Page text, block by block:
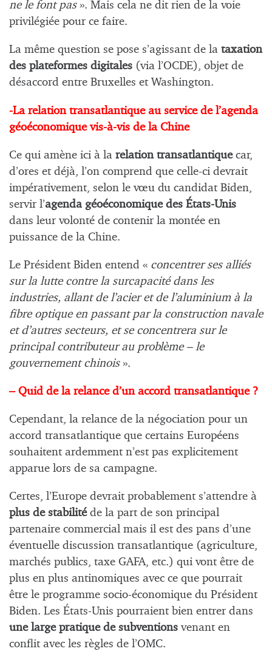
ne le font pas ». Mais cela ne dit rien de la voie
privilégiée pour ce faire.
La même question se pose s’agissant de la taxation
des plateformes digitales (via l’OCDE), objet de
désaccord entre Bruxelles et Washington.
-La relation transatlantique au service de l’agenda
géoéconomique vis-à-vis de la Chine
Ce qui amène ici à la relation transatlantiquecar,
d’ores et déjà, l’on comprend que celle-ci devrait
impérativement, selon le vœu du candidat Biden,
servir l’agenda géoéconomique des États-Unis
dans leur volonté de contenir la montée en
puissance de la Chine.
Le Président Biden entend « concentrer ses alliés
sur la lutte contre la surcapacité dans les
industries, allant de l’acier et de l’aluminium à la
fibre optique en passant par la construction navale
et d’autres secteurs, et se concentrera sur le
principal contributeur au problème – le
gouvernement chinois».
– Quid de la relance d’un accord transatlantique ?
Cependant, la relance de la négociation pour un
accord transatlantique que certains Européens
souhaitent ardemment n’est pas explicitement
apparue lors de sa campagne.
Certes, l’Europe devrait probablement s’attendre à
plus de stabilitéde la part de son principal
partenaire commercial mais il est des pans d’une
éventuelle discussion transatlantique (agriculture,
marchés publics, taxe GAFA, etc.) qui vont être de
plus en plus antinomiques avec ce que pourrait
être le programme socio-économique du Président
Biden. Les États-Unis pourraient bien entrer dans
une large pratique de subventions venant en
conflit avec les règles de l’OMC.